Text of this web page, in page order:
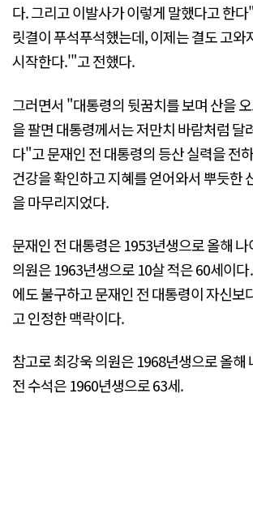
다. 그리고 이발사가 이렇게 말했다고 한
릿결이 푸석푸석했는데, 이제는 결도 고와
시작한다.'"고 전했다.
그러면서 "대통령의 뒷꿈치를 보며 산을
을 팔면 대통령께서는 저만치 바람처럼 달
다"고 문재인 전 대통령의 등산 실력을 전
건강을 확인하고 지혜를 얻어와서 뿌듯한
을 마무리지었다.
문재인 전 대통령은 1953년생으로 올해
의원은 1963년생으로 10살 적은 60세이
에도 불구하고 문재인 전 대통령이 자신보
고 인정한 맥락이다.
참고로 최강욱 의원은 1968년생으로 올해
전 수석은 1960년생으로 63세.